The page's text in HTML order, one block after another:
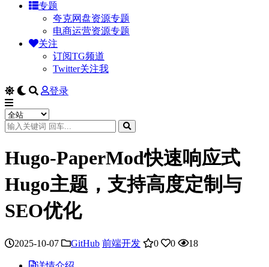
专题
夸克网盘资源专题
电商运营资源专题
关注
订阅TG频道
Twitter关注我
登录
Hugo-PaperMod快速响应式
Hugo主题，支持高度定制与
SEO优化
2025-10-07 GitHub 前端开发 0 0 18